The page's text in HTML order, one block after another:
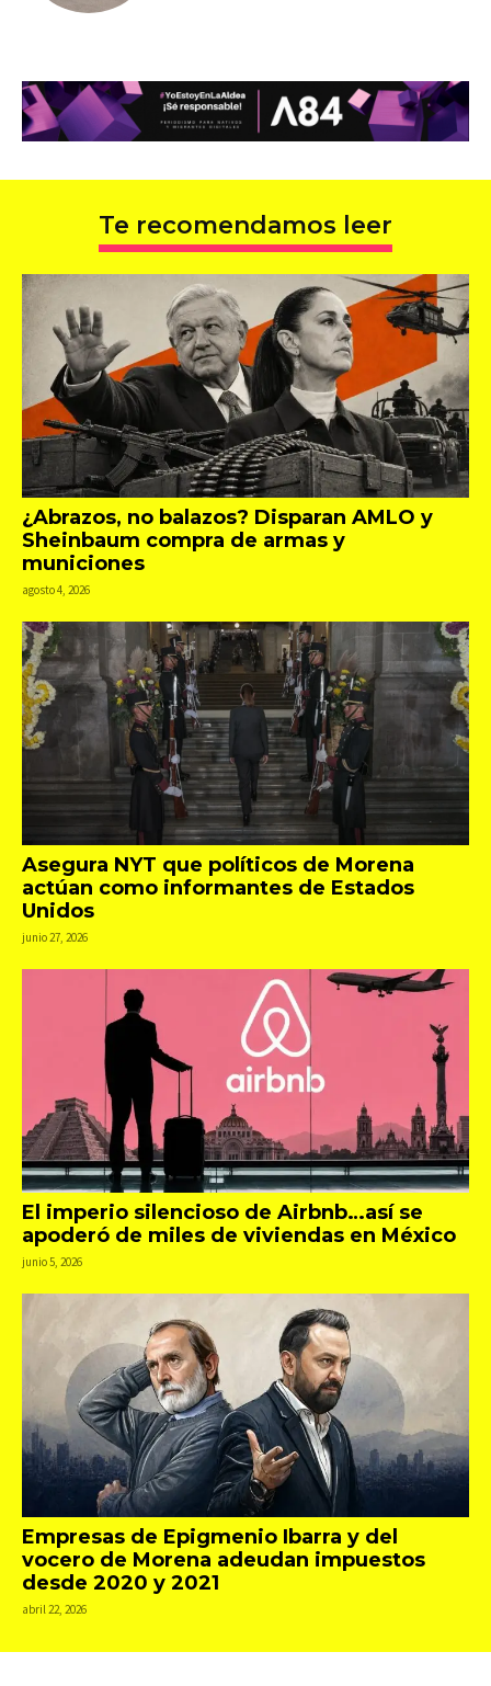
Te recomendamos leer
¿Abrazos, no balazos? Disparan AMLO y
Sheinbaum compra de armas y
municiones
agosto 4, 2026
Asegura NYT que políticos de Morena
actúan como informantes de Estados
Unidos
junio 27, 2026
El imperio silencioso de Airbnb…así se
apoderó de miles de viviendas en México
junio 5, 2026
Empresas de Epigmenio Ibarra y del
vocero de Morena adeudan impuestos
desde 2020 y 2021
abril 22, 2026